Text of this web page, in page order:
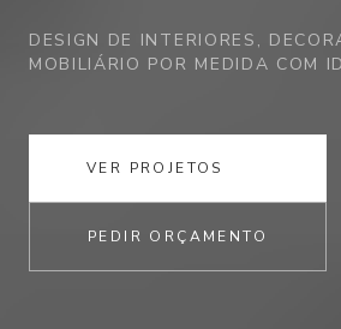
DESIGN DE INTERIORES,
MOBILIÁRIO POR MEDIDA COM
VER PROJETOS
PEDIR ORÇAMENTO